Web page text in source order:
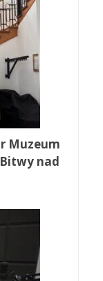
Muzeum
nad